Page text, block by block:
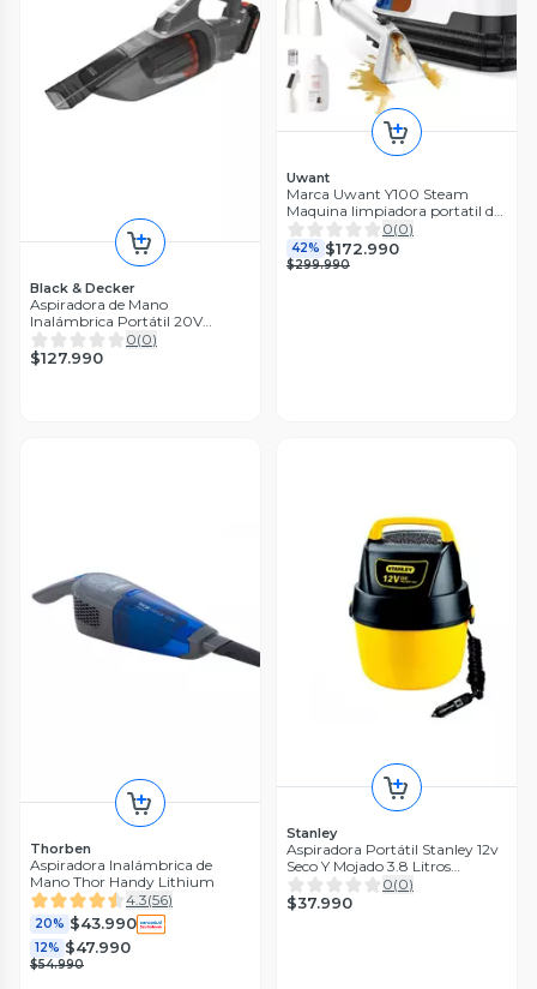
Black & Decker
Aspiradora de Mano
Inalámbrica Portátil 20V
Black+Decker 0(0)
$127.990
Uwant
Marca Uwant Y100 Steam
Maquina limpiadora portatil de
alfombras y tapicer
0(0)
42% $172.990
$299.990
Thorben
Aspiradora Inalámbrica de
Mano Thor Handy Lithium
4.3(56)
20% $43.990
12% $47.990
$54.990
Stanley
Aspiradora Portátil Stanley 12v
Seco Y Mojado 3.8 Litros
Automóviles 0(0)
$37.990